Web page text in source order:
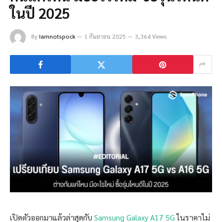
ในปี 2025
ByIamnotspock 1 กันยายน 2025 3,364 Views
เปิดตัวออกมาแล้วล่าสุดกับ Samsung Galaxy A17 5Gในราคาไม่